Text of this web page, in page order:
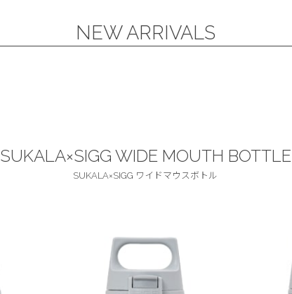
NEW ARRIVALS
SUKALA×SIGG WIDE MOUTH BOTTLE
SUKALA×SIGG ワイドマウスボトル